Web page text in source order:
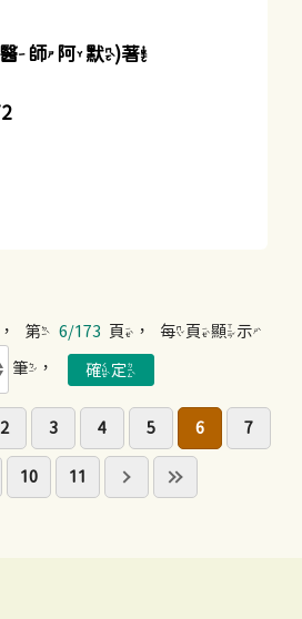
師阿默)著
第 6/173 頁，每頁顯示
筆，
2 3 4 5 6 7
10 11